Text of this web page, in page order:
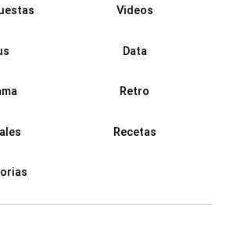
Videos
Data
Retro
Recetas